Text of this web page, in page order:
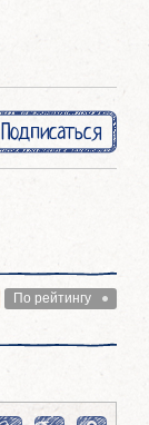
Подписаться
По рейтингу